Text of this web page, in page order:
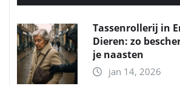
Tassenrollerij in
Dieren: zo
je naasten
jan 14, 2026